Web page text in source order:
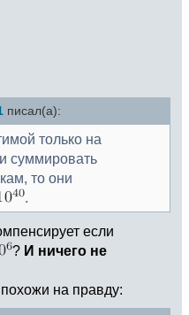
писал(а):
только на
суммировать
то они
.
если
? И ничего не
на правду: